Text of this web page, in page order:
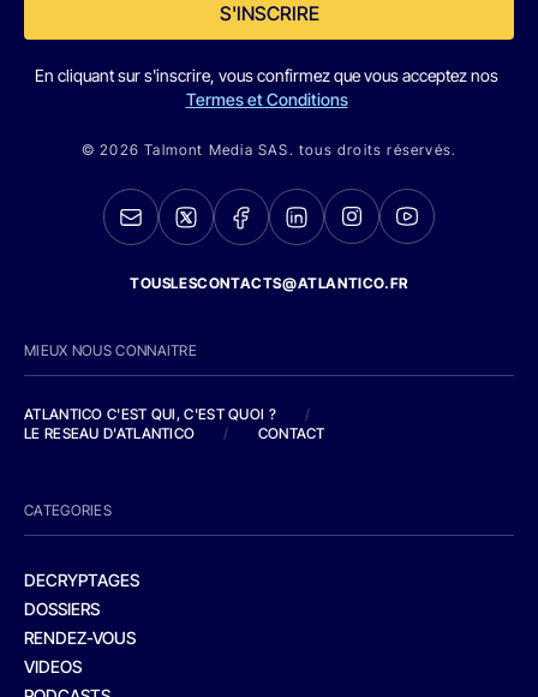
S'INSCRIRE
En cliquant sur s'inscrire, vous confirmez que vous acceptez nos
Termes et Conditions
© 2026 Talmont Media SAS. tous droits réservés.
TOUSLESCONTACTS@ATLANTICO.FR
MIEUX NOUS CONNAITRE
ATLANTICO C'EST QUI, C'EST QUOI ?
/
LE RESEAU D'ATLANTICO
/ CONTACT
CATEGORIES
DECRYPTAGES
DOSSIERS
RENDEZ-VOUS
VIDEOS